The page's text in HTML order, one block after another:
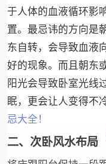
于人体的血液循环影
置。最忌讳的方向是
东自转，会导致血液
好的现象。而且朝东
阳光会导致卧室光线
眠，更会让人变得不
忌大全！
二、次卧风水布局